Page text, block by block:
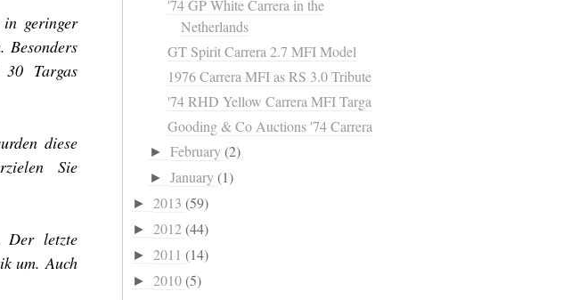
geringer
Besonders
Targas
diese
Sie
Der letzte
um. Auch
'74 GP White Carrera in the
Netherlands
GT Spirit Carrera 2.7 MFI Model
1976 Carrera MFI as RS 3.0 Tribute
'74 RHD Yellow Carrera MFI Targa
Gooding & Co Auctions '74 Carrera
►February(2)
►January(1)
► 2013 (59)
► 2012(44)
► 2011 (14)
► 2010(5)